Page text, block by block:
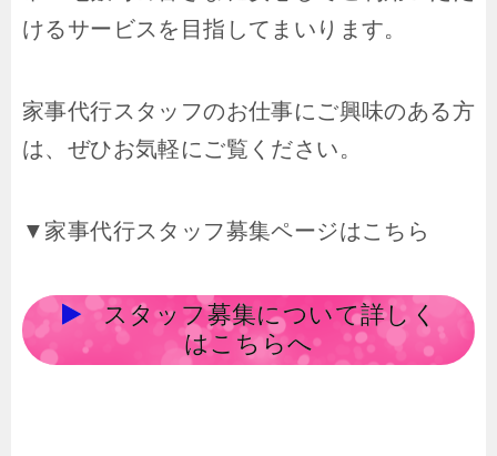
けるサービスを目指してまいります。
家事代行スタッフのお仕事にご興味のある方
は、ぜひお気軽にご覧ください。
▼家事代行スタッフ募集ページはこちら
スタッフ募集について詳しく
はこちらへ